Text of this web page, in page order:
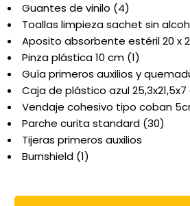
Guantes de vinilo (4)
Toallas limpieza sachet sin
Aposito absorbente estéril 20 x
Pinza plástica 10 cm (1)
Guía primeros auxilios y
Caja de plástico azul 25,3x21,5x7
Vendaje cohesivo tipo coban
Parche curita standard (30)
Tijeras primeros auxilios
Burnshield (1)